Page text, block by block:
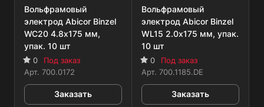
Вольфрамовый
электрод Abicor Binzel
WC20 4.8х175 мм,
упак. 10 шт
0
Под заказ
Арт. 700.0172
Заказать
Вольфрамовый
электрод Abicor Binzel
WL15 2.0х175 мм, упак.
10 шт
0
Под заказ
Арт. 700.1185.DE
Заказать